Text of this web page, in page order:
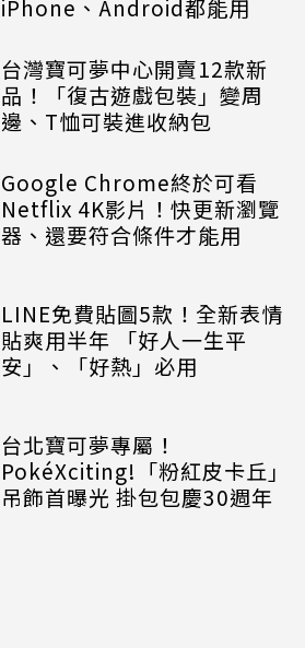
iPhone、Android都能用
台灣寶可夢中心開賣12款新
品！「復古遊戲包裝」變周
邊、T恤可裝進收納包
Google Chrome終於可看
Netflix 4K影片！快更新瀏覽
器、還要符合條件才能用
LINE免費貼圖5款！全新表情
貼爽用半年 「好人一生平
安」、「好熱」必用
台北寶可夢專屬！
PokéXciting!「粉紅皮卡丘」
吊飾首曝光 掛包包慶30週年